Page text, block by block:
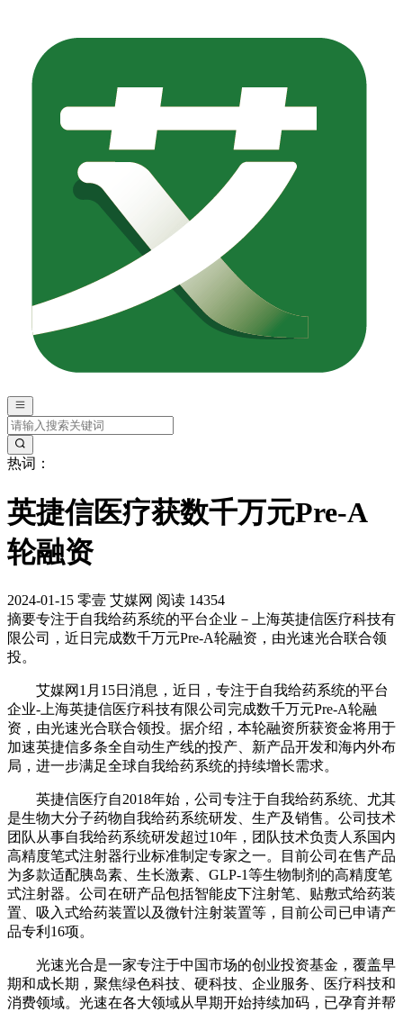
热词：
英捷信医疗获数千万元Pre-A
轮融资
2024-01-15 零壹 艾媒网 阅读 14354
摘要专注于自我给药系统的平台企业－上海英捷信医疗科技有
限公司，近日完成数千万元Pre-A轮融资，由光速光合联合领
投。
艾媒网1月15日消息，近日，专注于自我给药系统的平台
企业-上海英捷信医疗科技有限公司完成数千万元Pre-A轮融
资，由光速光合联合领投。据介绍，本轮融资所获资金将用于
加速英捷信多条全自动生产线的投产、新产品开发和海内外布
局，进一步满足全球自我给药系统的持续增长需求。
英捷信医疗自2018年始，公司专注于自我给药系统、尤其
是生物大分子药物自我给药系统研发、生产及销售。公司技术
团队从事自我给药系统研发超过10年，团队技术负责人系国内
高精度笔式注射器行业标准制定专家之一。目前公司在售产品
为多款适配胰岛素、生长激素、GLP-1等生物制剂的高精度笔
式注射器。公司在研产品包括智能皮下注射笔、贴敷式给药装
置、吸入式给药装置以及微针注射装置等，目前公司已申请产
品专利16项。
光速光合是一家专注于中国市场的创业投资基金，覆盖早
期和成长期，聚焦绿色科技、硬科技、企业服务、医疗科技和
消费领域。光速在各大领域从早期开始持续加码，已孕育并帮